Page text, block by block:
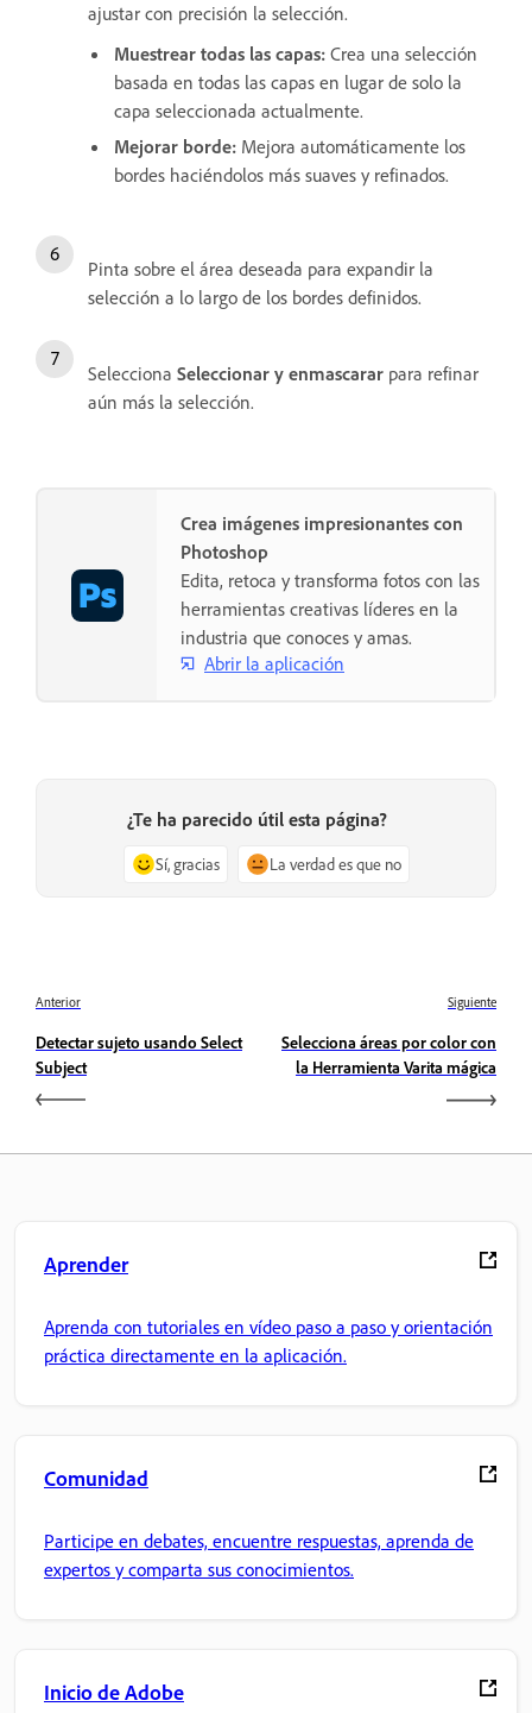
ajustar con precisión la selección.
Muestrear todas las capas: Crea una selección
basada en todas las capas en lugar de solo la
capa seleccionada actualmente.
Mejorar borde: Mejora automáticamente los
bordes haciéndolos más suaves y refinados.
Pinta sobre el área deseada para expandir la
selección a lo largo de los bordes definidos.
Selecciona Seleccionar y enmascarar para refinar
aún más la selección.
Crea imágenes impresionantes con
Photoshop
Edita, retoca y transforma fotos con las
herramientas creativas líderes en la
industria que conoces y amas.
Abrir la aplicación
¿Te ha parecido útil esta página?
Sí, gracias La verdad es que no
Anterior
Detectar sujeto usando Select
Subject
Siguiente
Selecciona áreas por color con
la Herramienta Varita mágica
Aprender
Aprenda con tutoriales en vídeo paso a paso y orientación
práctica directamente en la aplicación.
Comunidad
Participe en debates, encuentre respuestas, aprenda de
expertos y comparta sus conocimientos.
Inicio de Adobe